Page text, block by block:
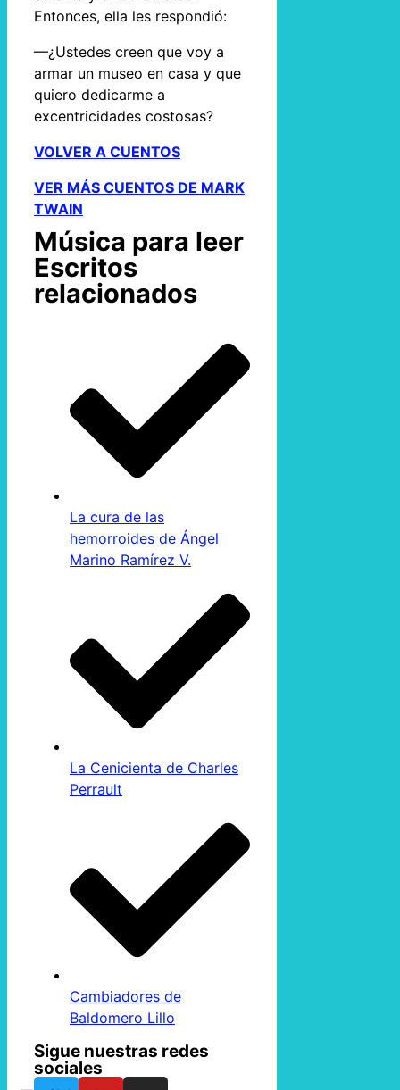
Entonces, ella les respondió:
—¿Ustedes creen que voy a
armar un museo en casa y que
quiero dedicarme a
excentricidades costosas?
VOLVER A CUENTOS
VER MÁS CUENTOS DE MARK
TWAIN
Música para leer
Escritos
relacionados
La cura de las
hemorroides de Ángel
Marino Ramírez V.
La Cenicienta de Charles
Perrault
Cambiadores de
Baldomero Lillo
Sigue nuestras redes
sociales